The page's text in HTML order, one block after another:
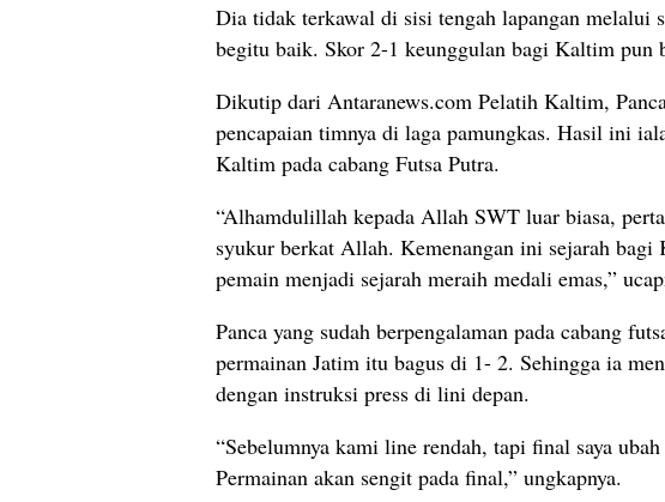
Dia tidak terkawal di sisi tengah lapangan melalui
begitu baik. Skor 2-1 keunggulan bagi Kaltim pun
Dikutip dari Antaranews.com Pelatih Kaltim,
pencapaian timnya di laga pamungkas. Hasil ini
Kaltim pada cabang Futsa Putra.
“Alhamdulillah kepada Allah SWT luar biasa,
syukur berkat Allah. Kemenangan ini sejarah bagi
pemain menjadi sejarah meraih medali emas,”
Panca yang sudah berpengalaman pada cabang
permainan Jatim itu bagus di 1- 2. Sehingga ia
dengan instruksi press di lini depan.
“Sebelumnya kami line rendah, tapi final saya
Permainan akan sengit pada final,” ungkapnya.